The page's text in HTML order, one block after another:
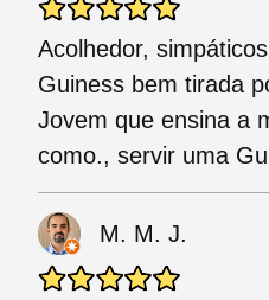
Acolhedor,
Guiness bem tirada
Jovem que ensina a
como., servir uma
M. M. J.